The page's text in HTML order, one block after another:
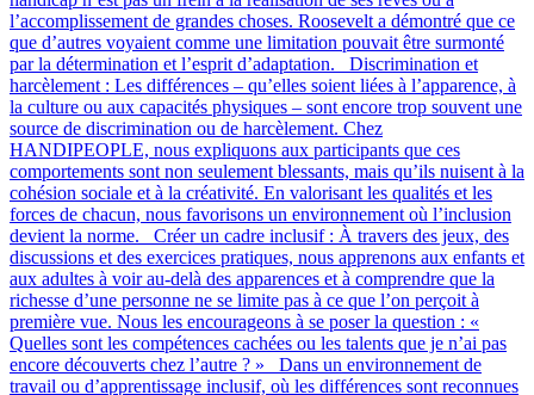
l’accomplissement de grandes choses. Roosevelt a démontré que ce
que d’autres voyaient comme une limitation pouvait être surmonté
par la détermination et l’esprit d’adaptation. Discrimination et
harcèlement : Les différences – qu’elles soient liées à l’apparence, à
la culture ou aux capacités physiques – sont encore trop souvent une
source de discrimination ou de harcèlement. Chez
HANDIPEOPLE, nous expliquons aux participants que ces
comportements sont non seulement blessants, mais qu’ils nuisent à la
cohésion sociale et à la créativité. En valorisant les qualités et les
forces de chacun, nous favorisons un environnement où l’inclusion
devient la norme. Créer un cadre inclusif : À travers des jeux, des
discussions et des exercices pratiques, nous apprenons aux enfants et
aux adultes à voir au-delà des apparences et à comprendre que la
richesse d’une personne ne se limite pas à ce que l’on perçoit à
première vue. Nous les encourageons à se poser la question : «
Quelles sont les compétences cachées ou les talents que je n’ai pas
encore découverts chez l’autre ? » Dans un environnement de
travail ou d’apprentissage inclusif, où les différences sont reconnues